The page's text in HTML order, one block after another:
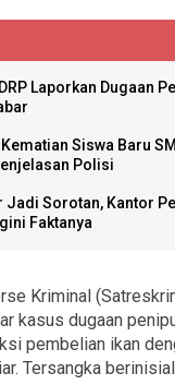
Laporkan Dugaan
Siswa Baru
Polisi
Jadi Sorotan, Kantor
Faktanya
Kriminal
kasus dugaan
pembelian ikan
Tersangka